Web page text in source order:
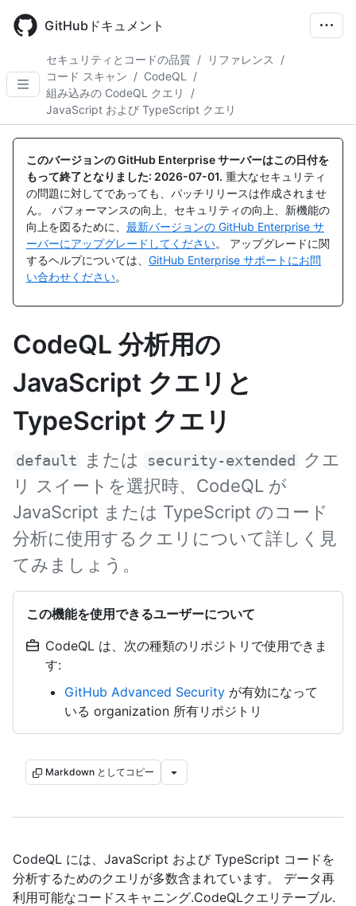
main
GitHubドキュメント
セキュリティとコードの品質 / リファレンス
/
コード スキャン / CodeQL
/
組み込みの CodeQL クエリ
/
JavaScript および TypeScript クエリ
このバージョンの GitHub Enterprise サーバーはこの日付を
もって終了となりました: 2026-07-01. 重大なセキュリティ
の問題に対してであっても、パッチリリースは作成されませ
ん。 パフォーマンスの向上、セキュリティの向上、新機能の
向上を図るために、 最新バージョンの GitHub Enterprise サ
ーバーにアップグレードしてください。 アップグレードに関
するヘルプについては、 GitHub Enterprise サポートにお問
い合わせください。
CodeQL 分析用の
JavaScript クエリと
TypeScript クエリ
default または security-extended
クエ
リ スイートを選択時、CodeQL が
JavaScript または TypeScript のコード
分析に使用するクエリについて詳しく見
てみましょう。
この機能を使用できるユーザーについて
CodeQL は、次の種類のリポジトリで使用できま
す:
GitHub Advanced Security が有効になって
いる organization 所有リポジトリ
Markdown としてコピー
CodeQL には、JavaScript および TypeScript コードを
分析するためのクエリが多数含まれています。 データ再
利用可能なコードスキャニング.CodeQLクエリテーブル.